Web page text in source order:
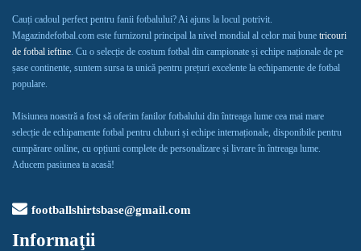
Cauți cadoul perfect pentru fanii fotbalului? Ai ajuns la locul potrivit.
Magazindefotbal.com este furnizorul principal la nivel mondial al celor mai bune tricouri
de fotbal ieftine. Cu o selecție de costum fotbal din campionate și echipe naționale de pe
șase continente, suntem sursa ta unică pentru prețuri excelente la echipamente de fotbal
populare.
Misiunea noastră a fost să oferim fanilor fotbalului din întreaga lume cea mai mare
selecție de echipamente fotbal pentru cluburi și echipe internaționale, disponibile pentru
cumpărare online, cu opțiuni complete de personalizare și livrare în întreaga lume.
Aducem pasiunea ta acasă!
footballshirtsbase@gmail.com
Informaţii